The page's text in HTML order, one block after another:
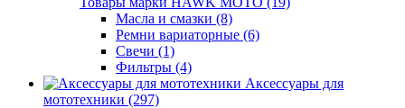
Масла и смазки (8)
Ремни вариаторные (6)
Свечи (1)
Фильтры (4)
Аксессуары для
мототехники (297)